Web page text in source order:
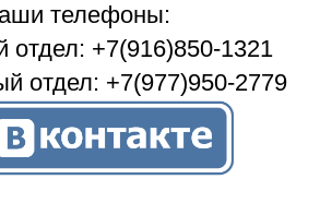
телефоны:
отдел: +7(916)850-1321
отдел: +7(977)950-2779